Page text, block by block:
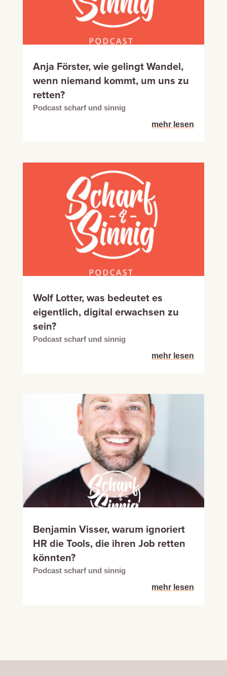
Anja Förster, wie gelingt Wandel,
wenn niemand kommt, um uns zu
retten?
Podcast scharf und sinnig
mehr lesen
Wolf Lotter, was bedeutet es
eigentlich, digital erwachsen zu
sein?
Podcast scharf und sinnig
mehr lesen
Benjamin Visser, warum ignoriert
HR die Tools, die ihren Job retten
könnten?
Podcast scharf und sinnig
mehr lesen